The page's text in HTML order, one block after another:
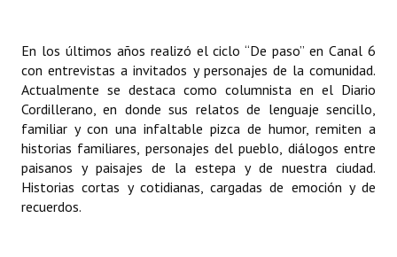
En los últimos años realizó el ciclo “De paso” en Canal 6
con entrevistas a invitados y personajes de la comunidad.
Actualmente se destaca como columnista en el Diario
Cordillerano, en donde sus relatos de lenguaje sencillo,
familiar y con una infaltable pizca de humor, remiten a
historias familiares, personajes del pueblo, diálogos entre
paisanos y paisajes de la estepa y de nuestra ciudad.
Historias cortas y cotidianas, cargadas de emoción y de
recuerdos.